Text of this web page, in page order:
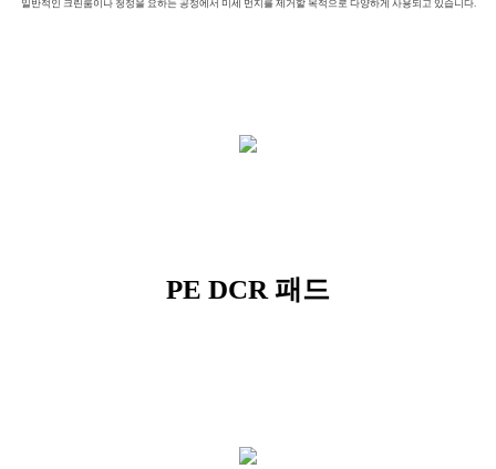
일반적인 크린룸이나 청정을 요하는 공정에서 미세 먼지를 제거할 목적으로 다양하게 사용되고 있습니다.
PE DCR 패드